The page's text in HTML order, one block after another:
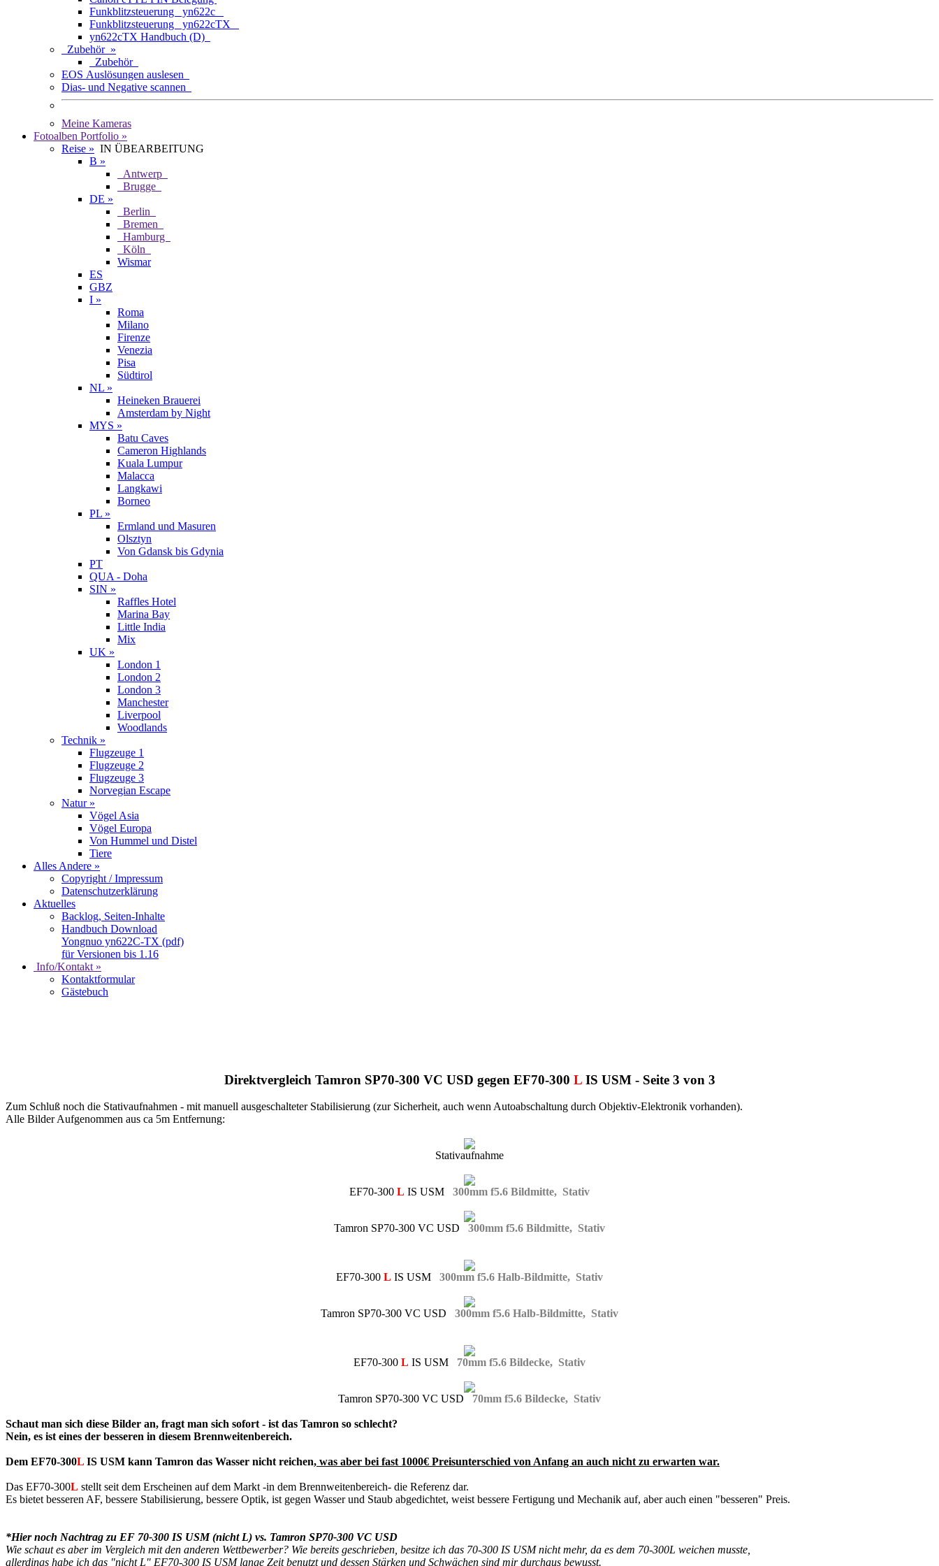
Funkblitzsteuerung yn622c
Funkblitzsteuerung yn622cTX
yn622cTX Handbuch (D)
Zubehör »
Zubehör
EOS Auslösungen auslesen
Dias- und Negative scannen
Meine Kameras
Fotoalben Portfolio »
Reise » IN ÜBEARBEITUNG
B »
Antwerp
Brugge
DE »
Berlin
Bremen
Hamburg
Köln
Wismar
ES
GBZ
I »
Roma
Milano
Firenze
Venezia
Pisa
Südtirol
NL »
Heineken Brauerei
Amsterdam by Night
MYS »
Batu Caves
Cameron Highlands
Kuala Lumpur
Malacca
Langkawi
Borneo
PL »
Ermland und Masuren
Olsztyn
Von Gdansk bis Gdynia
PT
QUA - Doha
SIN »
Raffles Hotel
Marina Bay
Little India
Mix
UK »
London 1
London 2
London 3
Manchester
Liverpool
Woodlands
Technik »
Flugzeuge 1
Flugzeuge 2
Flugzeuge 3
Norvegian Escape
Natur »
Vögel Asia
Vögel Europa
Von Hummel und Distel
Tiere
Alles Andere »
Copyright / Impressum
Datenschutzerklärung
Aktuelles
Backlog, Seiten-Inhalte
Handbuch Download
Yongnuo yn622C-TX (pdf)
für Versionen bis 1.16
Info/Kontakt »
Kontaktformular
Gästebuch
Direktvergleich Tamron SP70-300 VC USD gegen EF70-300 LIS USM - Seite 3 von 3
Zum Schluß noch die Stativaufnahmen - mit manuell ausgeschalteter Stabilisierung (zur Sicherheit, auch wenn Autoabschaltung durch Objektiv-Elektronik vorhanden).
Alle Bilder Aufgenommen aus ca 5m Entfernung:
Stativaufnahme
EF70-300 L IS USM 300mm f5.6 Bildmitte, Stativ
Tamron SP70-300 VC USD 300mm f5.6 Bildmitte, Stativ
EF70-300 L IS USM 300mm f5.6 Halb-Bildmitte, Stativ
Tamron SP70-300 VC USD 300mm f5.6 Halb-Bildmitte, Stativ
EF70-300 L IS USM 70mm f5.6 Bildecke, Stativ
Tamron SP70-300 VC USD 70mm f5.6 Bildecke, Stativ
Schaut man sich diese Bilder an, fragt man sich sofort - ist das Tamron so schlecht?
Nein, es ist eines der besseren in diesem Brennweitenbereich.
Dem EF70-300L IS USM kann Tamron das Wasser nicht reichen, was aber bei fast 1000€ Preisunterschied von Anfang an auch nicht zu erwarten war.
Das EF70-300L stellt seit dem Erscheinen auf dem Markt -in dem Brennweitenbereich- die Referenz dar.
Es bietet besseren AF, bessere Stabilisierung, bessere Optik, ist gegen Wasser und Staub abgedichtet, weist bessere Fertigung und Mechanik auf, aber auch einen "besseren" Preis.
*Hier noch Nachtrag zu EF 70-300 IS USM (nicht L) vs. Tamron SP70-300 VC USD
Wie schaut es aber im Vergleich mit den anderen Wettbewerber? Wie bereits geschrieben, besitze ich das 70-300 IS USM nicht mehr, da es dem 70-300L weichen musste,
allerdings habe ich das "nicht L" EF70-300 IS USM lange Zeit benutzt und dessen Stärken und Schwächen sind mir durchaus bewusst.